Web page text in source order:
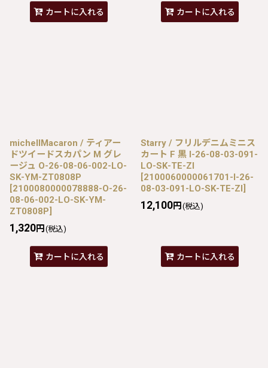
カートに入れる カートに入れる
michellMacaron / ティアー
ドツイードスカパン M グレ
ージュ O-26-08-06-002-LO-
SK-YM-ZT0808P
[2100080000078888-O-26-
08-06-002-LO-SK-YM-
ZT0808P]
1,320円 (税込)
カートに入れる
Starry / フリルデニムミニス
カート F 黒 I-26-08-03-091-
LO-SK-TE-ZI
[2100060000061701-I-26-
08-03-091-LO-SK-TE-ZI]
12,100円 (税込)
カートに入れる